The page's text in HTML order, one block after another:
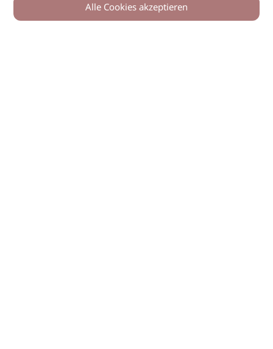
0
Alle Cookies akzeptieren